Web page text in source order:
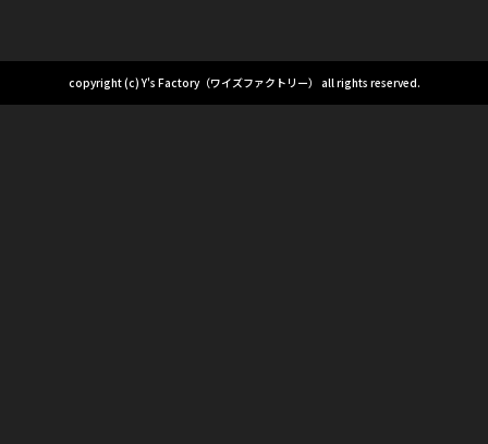
copyright (c) Y's Factory（ワイズファクトリー） all rights reserved.